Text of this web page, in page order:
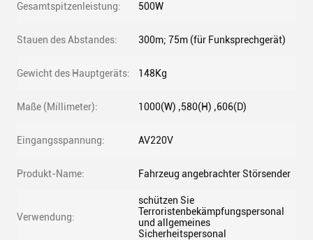
Gesamtspitzenleistung: 500W
Stauen des Abstandes: 300m; 75m (für Funksprechgerät)
Gewicht des Hauptgeräts: 148Kg
Maße (Millimeter): 1000(W) ‚580(H) ‚606(D)
Eingangsspannung: AV220V
Produkt-Name: Fahrzeug angebrachter Störsender
Verwendung:
schützen Sie
Terroristenbekämpfungspersonal
und allgemeines
Sicherheitspersonal